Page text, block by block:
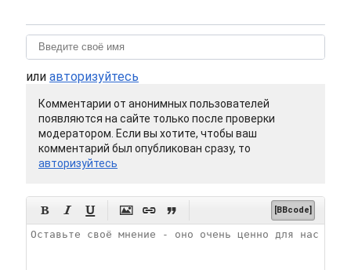
или авторизуйтесь
Комментарии от анонимных пользователей
появляются на сайте только после проверки
модератором. Если вы хотите, чтобы ваш
комментарий был опубликован сразу, то
авторизуйтесь
      [BBcode]